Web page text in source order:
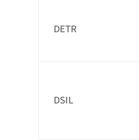
DETR
DSIL